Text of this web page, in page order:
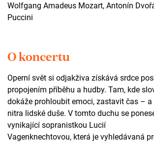
Wolfgang Amadeus Mozart, Antonín
Puccini
O koncertu
Operní svět si odjakživa získává srdce
propojením příběhu a hudby. Tam, kde
dokáže prohloubit emoci, zastavit čas – a
nitra lidské duše. V tomto duchu se
vynikající sopranistkou Lucií
Vagenknechtovou, která je vyhledávaná